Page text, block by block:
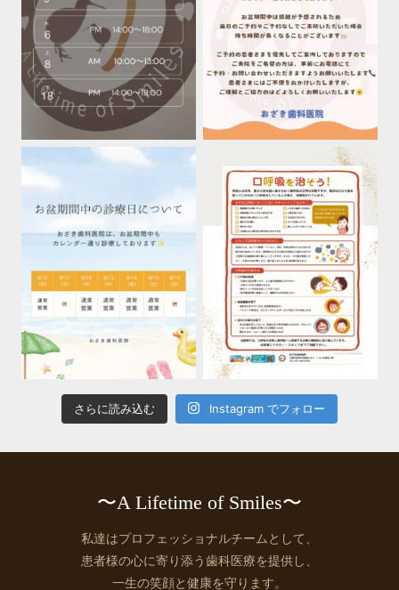
さらに読み込む Instagram でフォロー
〜A Lifetime of Smiles〜
私達はプロフェッショナルチームとして、
患者様の心に寄り添う歯科医療を提供し、
一生の笑顔と健康を守ります。